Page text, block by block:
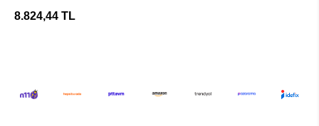
(Hakpol)
8.824,44 TL